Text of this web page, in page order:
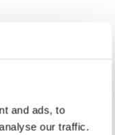
and ads, to
our traffic.